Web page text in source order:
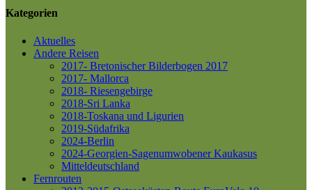
Kategorien
Aktuelles
Andere Reisen
2017- Bretonischer Bilderbogen 2017
2017- Mallorca
2018- Riesengebirge
2018-Sri Lanka
2018-Toskana und Ligurien
2019-Südafrika
2024-Berlin
2024-Georgien-Sagenumwobener Kaukasus
Mitteldeutschland
Fernrouten